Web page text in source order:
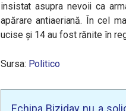
insistat asupra nevoii ca
apărare antiaeriană. În cel
ucise și 14 au fost rănite în
Sursa: Politico
Echipa Biziday nu a